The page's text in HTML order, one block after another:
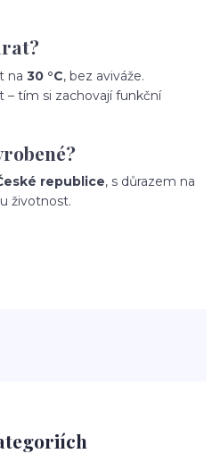
na 30 °C, bez aviváže.
– tím si zachovají funkční
republice, s důrazem na
životnost.